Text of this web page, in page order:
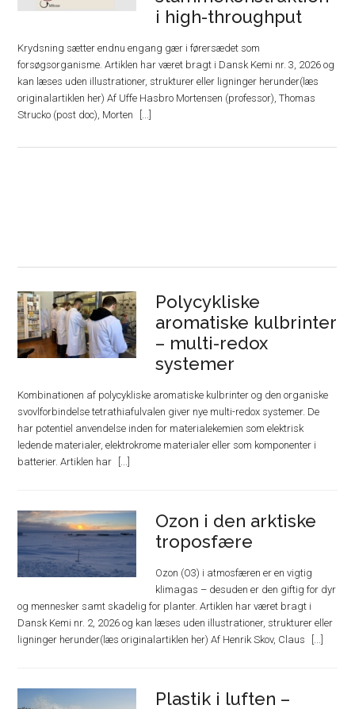
i high-throughput
Krydsning sætter endnu engang gær i førersædet som
forsøgsorganisme. Artiklen har været bragt i Dansk Kemi nr. 3, 2026 og
kan læses uden illustrationer, strukturer eller ligninger herunder(læs
originalartiklen her) Af Uffe Hasbro Mortensen (professor), Thomas
Strucko (post doc), Morten
Polycykliske
aromatiske kulbrinter
– multi-redox
systemer
Kombinationen af polycykliske aromatiske kulbrinter og den organiske
svovlforbindelse tetrathiafulvalen giver nye multi-redox systemer. De
har potentiel anvendelse inden for materialekemien som elektrisk
ledende materialer, elektrokrome materialer eller som komponenter i
batterier. Artiklen har
Ozon i den arktiske
troposfære
Ozon (O3) i atmosfæren er en vigtig
klimagas – desuden er den giftig for dyr
og mennesker samt skadelig for planter. Artiklen har været bragt i
Dansk Kemi nr. 2, 2026 og kan læses uden illustrationer, strukturer eller
ligninger herunder(læs originalartiklen her) Af Henrik Skov, Claus
Plastik i luften –